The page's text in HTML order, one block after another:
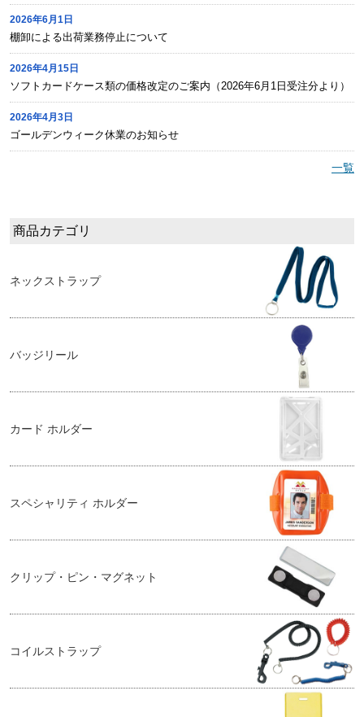
2026年6月1日
棚卸による出荷業務停止について
2026年4月15日
ソフトカードケース類の価格改定のご案内（2026年6月1日受注分より）
2026年4月3日
ゴールデンウィーク休業のお知らせ
一覧
商品カテゴリ
ネックストラップ
バッジリール
カード ホルダー
スペシャリティ ホルダー
クリップ・ピン・マグネット
コイルストラップ